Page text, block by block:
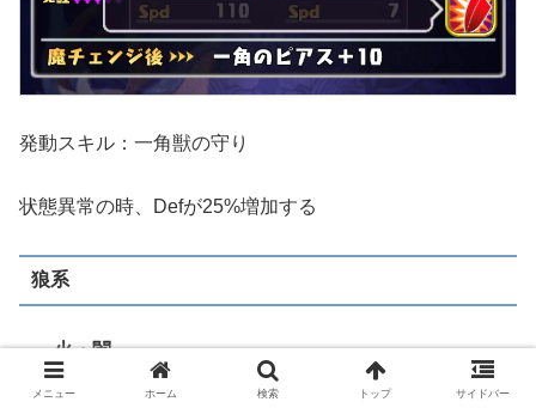
発動スキル：一角獣の守り
状態異常の時、Defが25%増加する
狼系
火・闇
メニュー ホーム 検索 トップ サイドバー